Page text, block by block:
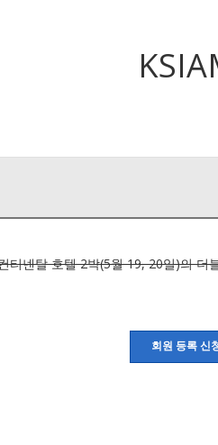
티넨탈 호텔 2박(5월 19, 20일)의
회원 등록 신